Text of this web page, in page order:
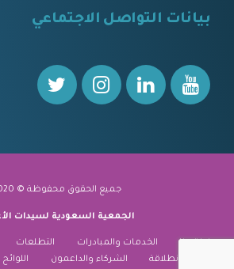
بيانات التواصل الاجتماعي
جميع الحقوق محفوظة © 2020
الجمعية السعودية لسيدات
نبذة عنا الخدمات والمبادرات التطلعات
منارة الانطلاقة
الشركاء والداعمون